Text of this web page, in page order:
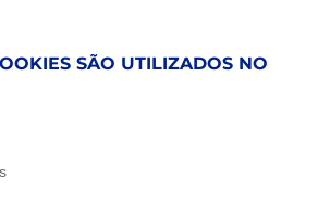
SÃO UTILIZADOS NO